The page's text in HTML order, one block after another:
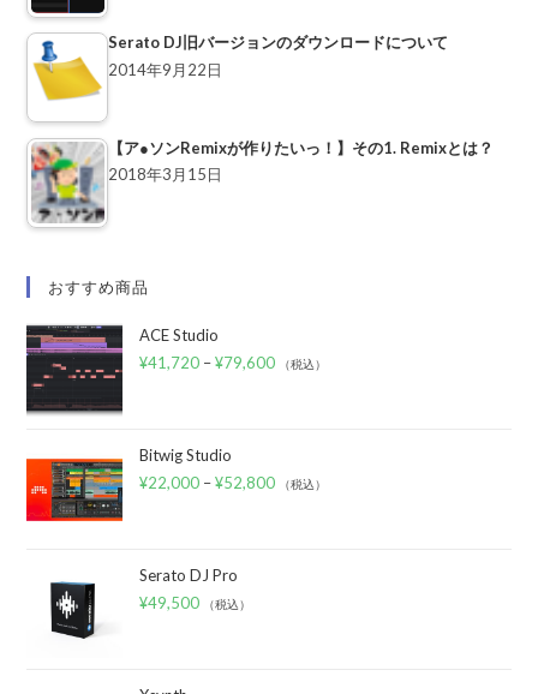
Serato DJ旧バージョンのダウンロードについて
2014年9月22日
【ア●ソンRemixが作りたいっ！】その1. Remixとは？
2018年3月15日
おすすめ商品
ACE Studio
¥41,720 –¥79,600 （税込）
Bitwig Studio
¥22,000 –¥52,800 （税込）
Serato DJ Pro
¥49,500 （税込）